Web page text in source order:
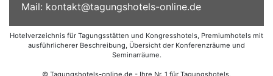
Mail: kontakt@tagungshotels-online.de
Hotelverzeichnis für Tagungsstätten und Kongresshotels, Premiumhotels mit
ausführlicherer Beschreibung, Übersicht der Konferenzräume und
Seminarräume.